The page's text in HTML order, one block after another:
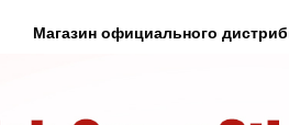
Магазин официального